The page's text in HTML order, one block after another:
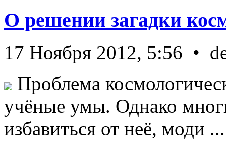
О решении загадки
17 Ноября 2012, 5:56 •
Проблема
учёные умы. Однако
избавиться от неё, моди ...